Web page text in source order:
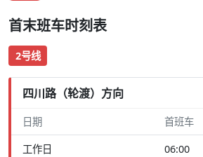
首末班车时刻表
2号线
四川路（轮渡）方向
日期 首班车
工作日 06:00